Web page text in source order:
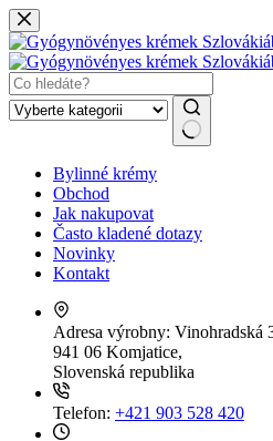
Skip
to
content
results Bylinné krémy
Obchod
Jak nakupovat
Často kladené dotazy
Novinky
Kontakt
Adresa výrobny: Vinohradská
941 06 Komjatice,
Slovenská republika
Telefon: +421 903 528 420